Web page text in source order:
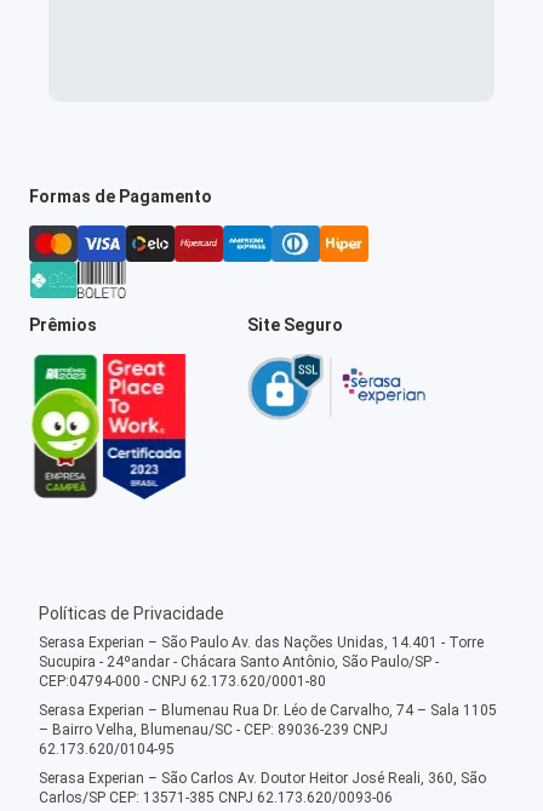
Formas de Pagamento
Prêmios Site Seguro
Políticas de Privacidade
Serasa Experian – São Paulo Av. das Nações Unidas, 14.401 - Torre
Sucupira - 24ºandar - Chácara Santo Antônio, São Paulo/SP -
CEP:04794-000 - CNPJ 62.173.620/0001-80
Serasa Experian – Blumenau Rua Dr. Léo de Carvalho, 74 – Sala 1105
– Bairro Velha, Blumenau/SC - CEP: 89036-239 CNPJ
62.173.620/0104-95
Serasa Experian – São Carlos Av. Doutor Heitor José Reali, 360, São
Carlos/SP CEP: 13571-385 CNPJ 62.173.620/0093-06